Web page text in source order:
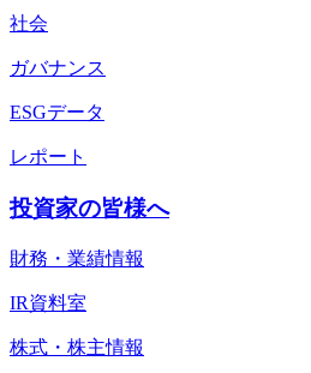
社会
ガバナンス
ESGデータ
レポート
投資家の皆様へ
財務・業績情報
IR資料室
株式・株主情報